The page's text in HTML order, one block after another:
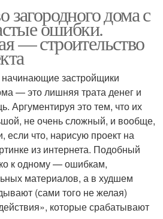
загородного дома с
ошибки.
— строительство
застройщики
— это лишняя трата денег и
Аргументируя это тем, что их
не очень сложный, и вообще,
если что, нарисую проект на
из интернета. Подобный
к одному — ошибкам,
материалов, а в худшем
(сами того не желая)
которые срабатывают